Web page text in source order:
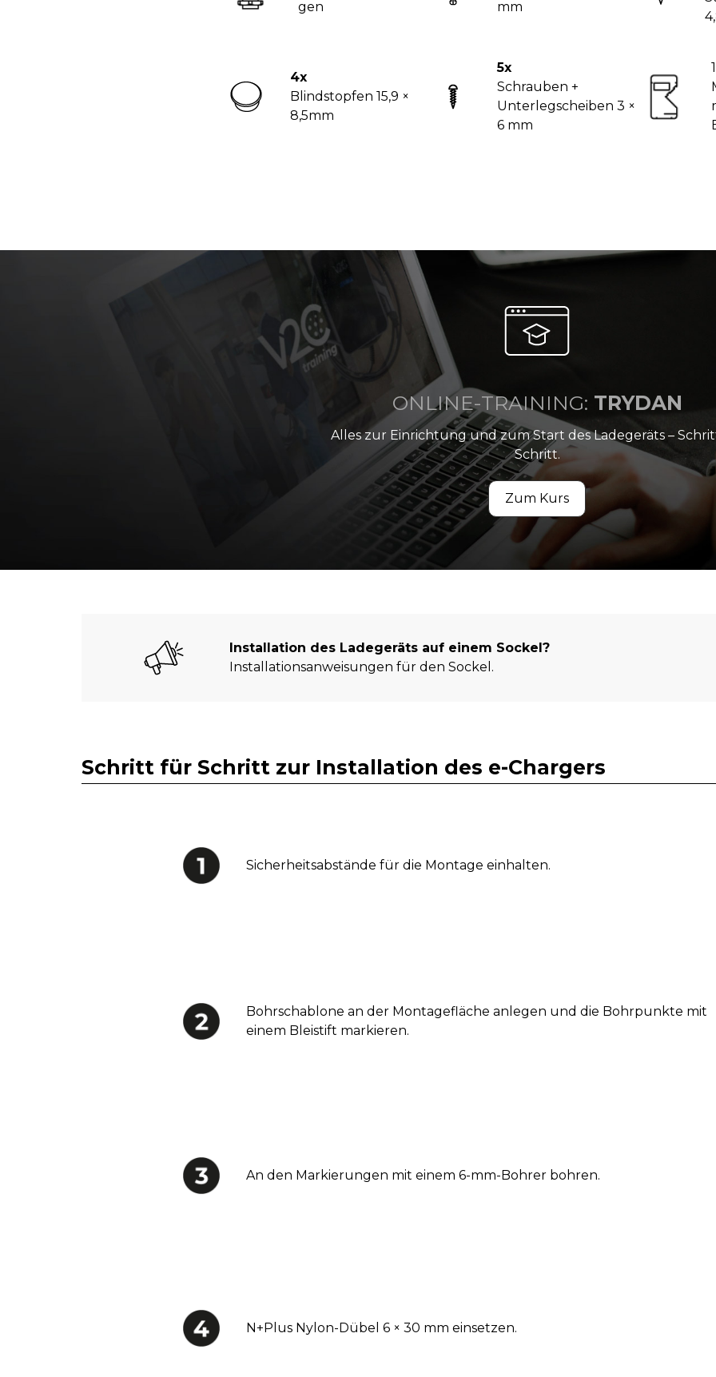
gen
mm
4x
Blindstopfen 15,9 ×
8,5mm
5x
Schrauben +
Unterlegscheiben 3 ×
6 mm
1
ONLINE-TRAINING: TRYDAN
Alles zur Einrichtung und zum Start des Ladegeräts –
Schritt.
Zum Kurs
Installation des Ladegeräts auf einem Sockel?
Installationsanweisungen für den Sockel.
Schritt für Schritt zur Installation des e-Chargers
Sicherheitsabstände für die Montage einhalten.
Bohrschablone an der Montagefläche anlegen und die Bohrpunkte mit
einem Bleistift markieren.
An den Markierungen mit einem 6-mm-Bohrer bohren.
N+Plus Nylon-Dübel 6 × 30 mm einsetzen.